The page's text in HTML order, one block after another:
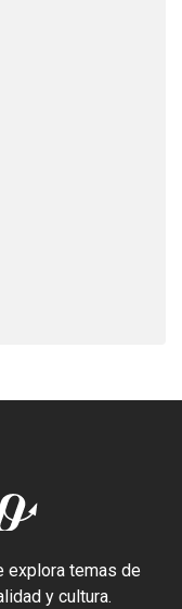
explora temas de
y cultura.